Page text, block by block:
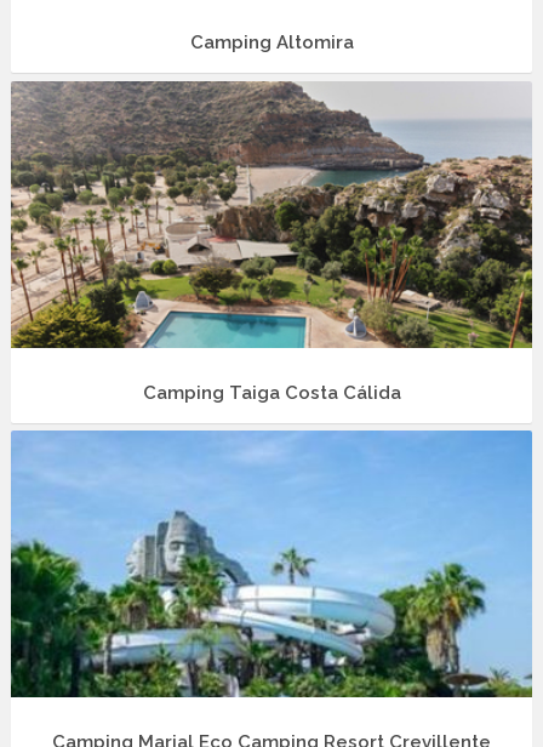
Camping Altomira
Camping Taiga Costa Cálida
Camping Marjal Eco Camping Resort Crevillente